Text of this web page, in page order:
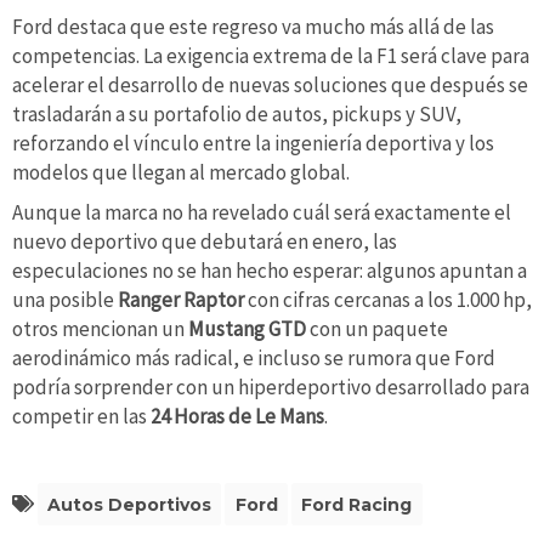
Ford destaca que este regreso va mucho más allá de las
competencias. La exigencia extrema de la F1 será clave para
acelerar el desarrollo de nuevas soluciones que después se
trasladarán a su portafolio de autos, pickups y SUV,
reforzando el vínculo entre la ingeniería deportiva y los
modelos que llegan al mercado global.
Aunque la marca no ha revelado cuál será exactamente el
nuevo deportivo que debutará en enero, las
especulaciones no se han hecho esperar: algunos apuntan a
una posible Ranger Raptorcon cifras cercanas a los 1.000 hp,
otros mencionan un Mustang GTDcon un paquete
aerodinámico más radical, e incluso se rumora que Ford
podría sorprender con un hiperdeportivo desarrollado para
competir en las 24 Horas de Le Mans.
Autos Deportivos Ford Ford Racing